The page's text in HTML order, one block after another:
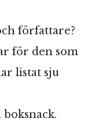
författare?
för den som
listat sju